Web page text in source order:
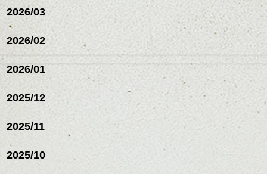
2026/03
2026/02
2026/01
2025/12
2025/11
2025/10